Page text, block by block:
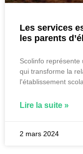
Les services
les parents
Scolinfo
qui transforme la
l'établissement
Lire la suite »
2 mars 2024